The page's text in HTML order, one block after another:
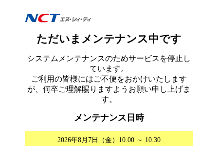
ただいまメンテナンス中です
システムメンテナンスのためサービスを停止し
ています。
ご利用の皆様にはご不便をおかけいたします
が、何卒ご理解賜りますようお願い申し上げま
す。
メンテナンス日時
2026年8月7日（金）10:00 ～ 10:30